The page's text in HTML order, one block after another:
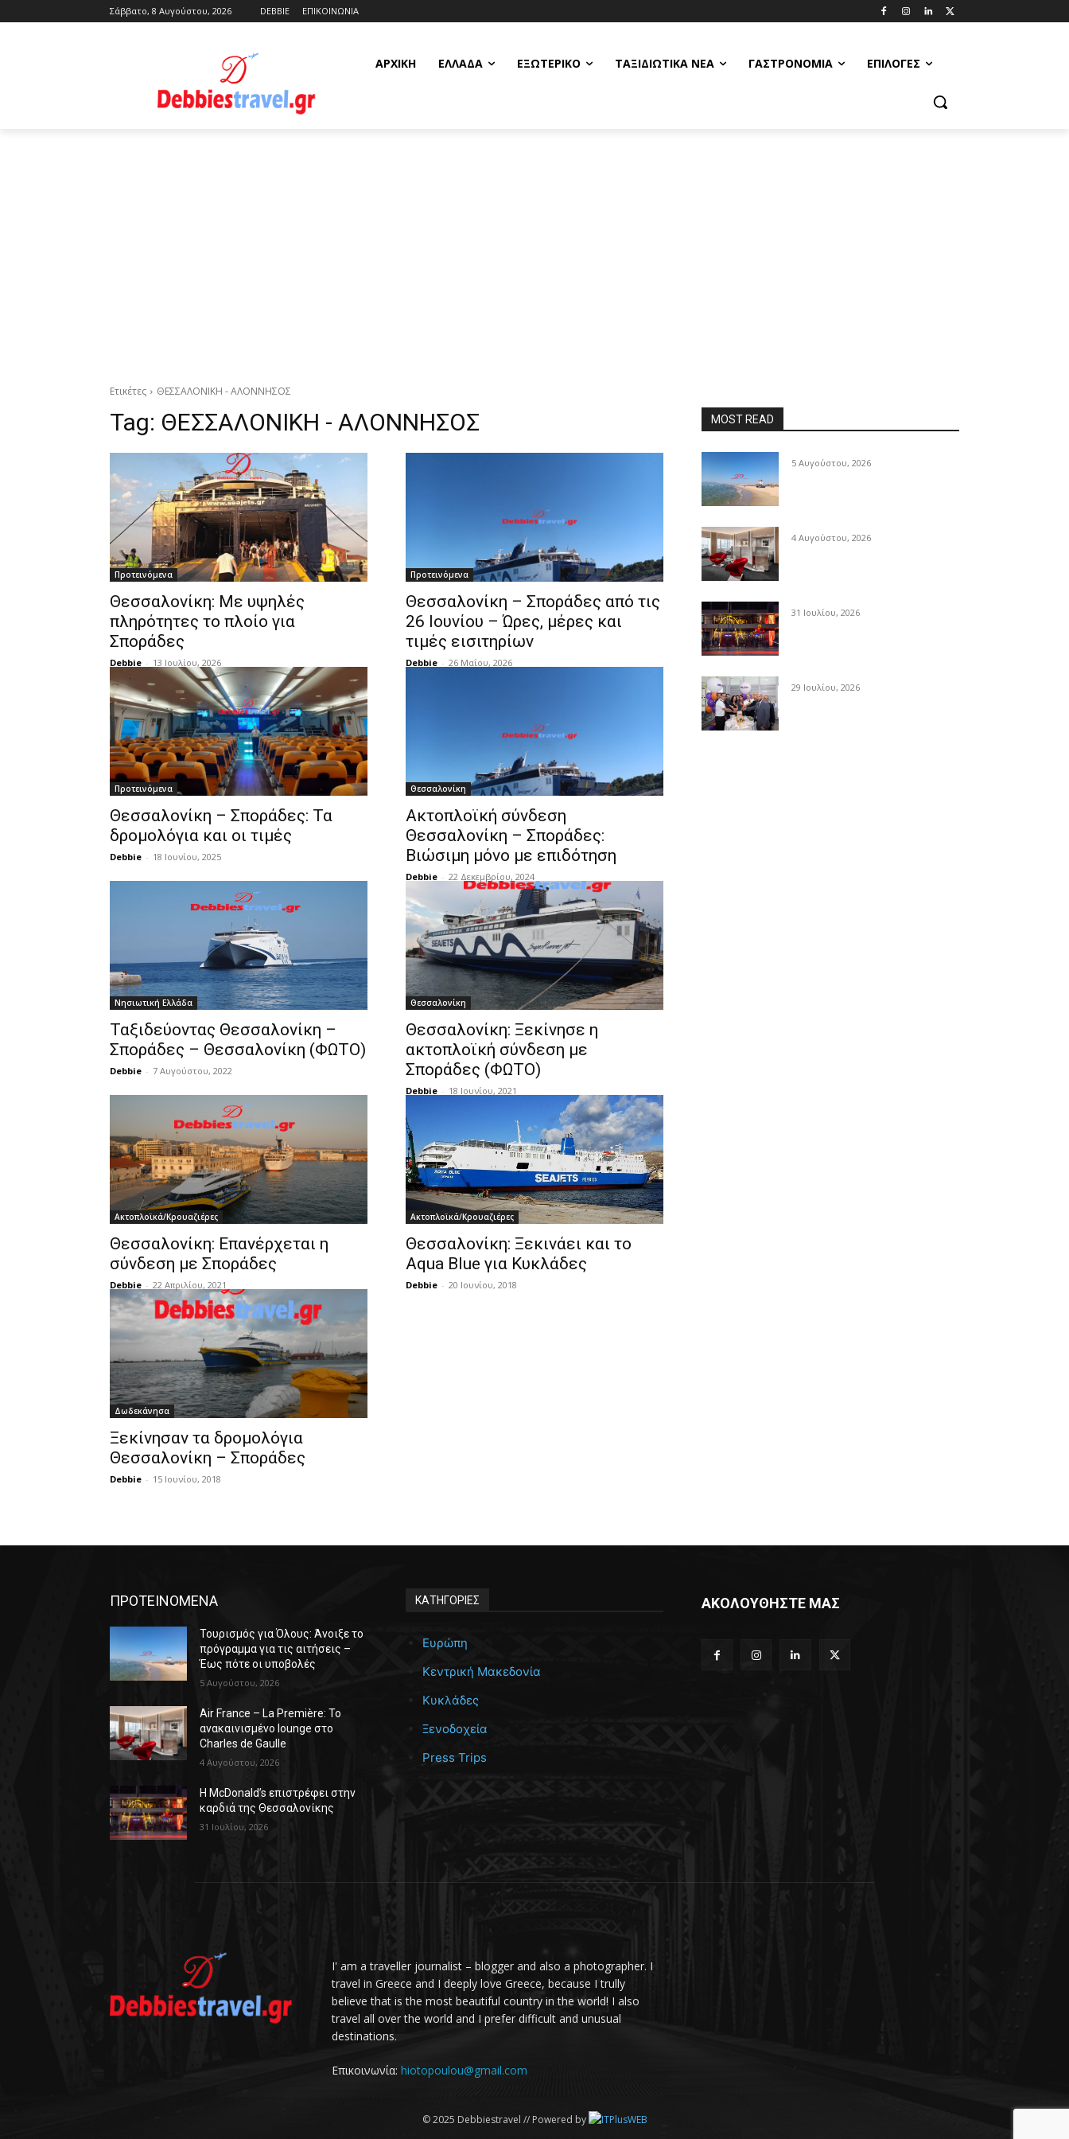
Σάββατο, 8 Αυγούστου, 2026 DEBBIE ΕΠΙΚΟΙΝΩΝΙΑ
ΑΡΧΙΚΗ ΕΛΛΆΔΑ ΕΞΩΤΕΡΙΚΌ ΤΑΞΙΔΙΩΤΙΚΆ ΝΈΑ ΓΑΣΤΡΟΝΟΜΊΑ ΕΠΙΛΟΓΈΣ
Ετικέτες ΘΕΣΣΑΛΟΝΙΚΗ - ΑΛΟΝΝΗΣΟΣ
Tag: ΘΕΣΣΑΛΟΝΙΚΗ - ΑΛΟΝΝΗΣΟΣ
Προτεινόμενα
Θεσσαλονίκη: Με υψηλές
πληρότητες το πλοίο για
Σποράδες
Debbie - 13 Ιουλίου, 2026
Προτεινόμενα
Θεσσαλονίκη – Σποράδες από τις
26 Ιουνίου – Ώρες, μέρες και
τιμές εισιτηρίων
Debbie - 26 Μαΐου, 2026
Προτεινόμενα
Θεσσαλονίκη – Σποράδες: Τα
δρομολόγια και οι τιμές
Debbie - 18 Ιουνίου, 2025
Θεσσαλονίκη
Ακτοπλοϊκή σύνδεση
Θεσσαλονίκη – Σποράδες:
Βιώσιμη μόνο με επιδότηση
Debbie - 22 Δεκεμβρίου, 2024
Νησιωτική Ελλάδα
Ταξιδεύοντας Θεσσαλονίκη –
Σποράδες – Θεσσαλονίκη (ΦΩΤΟ)
Debbie - 7 Αυγούστου, 2022
Θεσσαλονίκη
Θεσσαλονίκη: Ξεκίνησε η
ακτοπλοϊκή σύνδεση με
Σποράδες (ΦΩΤΟ)
Debbie - 18 Ιουνίου, 2021
Ακτοπλοϊκά/Κρουαζιέρες
Θεσσαλονίκη: Επανέρχεται η
σύνδεση με Σποράδες
Debbie - 22 Απριλίου, 2021
Ακτοπλοϊκά/Κρουαζιέρες
Θεσσαλονίκη: Ξεκινάει και το
Aqua Blue για Κυκλάδες
Debbie - 20 Ιουνίου, 2018
Δωδεκάνησα
Ξεκίνησαν τα δρομολόγια
Θεσσαλονίκη – Σποράδες
Debbie - 15 Ιουνίου, 2018
MOST READ
5 Αυγούστου, 2026
4 Αυγούστου, 2026
31 Ιουλίου, 2026
29 Ιουλίου, 2026
ΠΡΟΤΕΙΝΟΜΕΝΑ
Τουρισμός για Όλους: Άνοιξε το
πρόγραμμα για τις αιτήσεις –
Έως πότε οι υποβολές
5 Αυγούστου, 2026
Air France – La Première: Το
ανακαινισμένο lounge στο
Charles de Gaulle
4 Αυγούστου, 2026
Η McDonald’s επιστρέφει στην
καρδιά της Θεσσαλονίκης
31 Ιουλίου, 2026
ΚΑΤΗΓΟΡΙΕΣ
Ευρώπη
Κεντρική Μακεδονία
Κυκλάδες
Ξενοδοχεία
Press Trips
ΑΚΟΛΟΥΘΗΣΤΕ ΜΑΣ
I' am a traveller journalist – blogger and also a photographer. I
travel in Greece and I deeply love Greece, because I trully
believe that is the most beautiful country in the world! I also
travel all over the world and I prefer difficult and unusual
destinations.
Επικοινωνία: hiotopoulou@gmail.com
© 2025 Debbiestravel // Powered by